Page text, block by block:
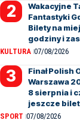
Wakacyjne
Fantastyki
Bilety na
godziny i
KULTURA 07/08/2026
Finał Polish
Warszawa
8 sierpnia i
jeszcze
SPORT 07/08/2026